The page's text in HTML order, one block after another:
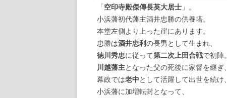
「空印寺殿傑傳長英大居士 」。
小浜藩初代藩主酒井忠勝の供養塔。
本堂左側より上った崖にあります。
忠勝は酒井忠利の長男として生まれ、
徳川秀忠に従って第二次上田合戦で初陣。
川越藩主となった父の死後に家督を継ぎ、
幕政では老中として活躍して出世を続け、
小浜藩に加増転封となって、